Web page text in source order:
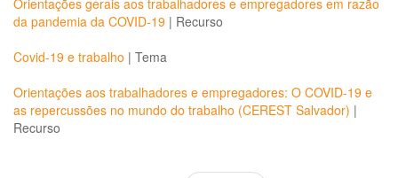
Orientações gerais aos trabalhadores e empregadores em razão
da pandemia da COVID-19 | Recurso
Covid-19 e trabalho | Tema
Orientações aos trabalhadores e empregadores: O COVID-19 e
as repercussões no mundo do trabalho (CEREST Salvador) |
Recurso